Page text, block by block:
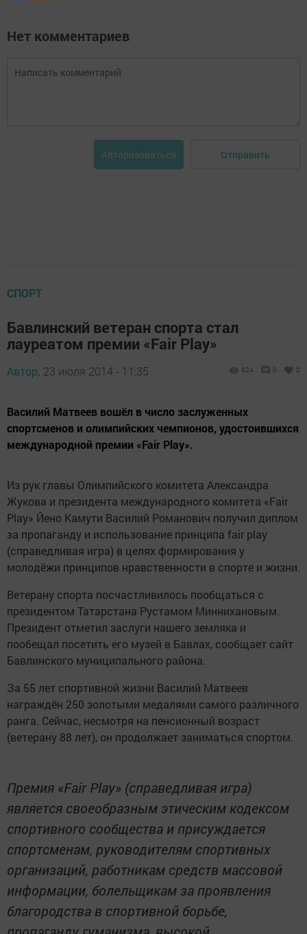
Нет комментариев
Авторизоваться Отправить
СПОРТ
Бавлинский ветеран спорта стал
лауреатом премии «Fair Play»
Автор, 23 июля 2014 - 11:35 624 0 0
Василий Матвеев вошёл в число заслуженных
спортсменов и олимпийских чемпионов, удостоившихся
международной премии «Fair Play».
Из рук главы Олимпийского комитета Александра
Жукова и президента международного комитета «Fair
Play» Йено Камути Василий Романович получил диплом
за пропаганду и использование принципа fair play
(справедливая игра) в целях формирования у
молодёжи принципов нравственности в спорте и жизни.
Ветерану спорта посчастливилось пообщаться с
президентом Татарстана Рустамом Миннихановым.
Президент отметил заслуги нашего земляка и
пообещал посетить его музей в Бавлах, сообщает сайт
Бавлинского муниципального района.
За 55 лет спортивной жизни Василий Матвеев
награждён 250 золотыми медалями самого различного
ранга. Сейчас, несмотря на пенсионный возраст
(ветерану 88 лет), он продолжает заниматься спортом.
Премия «Fair Play» (справедливая игра)
является своеобразным этическим кодексом
спортивного сообщества и присуждается
спортсменам, руководителям спортивных
организаций, работникам средств массовой
информации, болельщикам за проявления
благородства в спортивной борьбе,